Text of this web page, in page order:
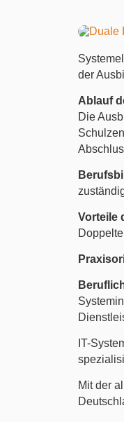
der
Ablauf
Die
Vorteile
IT-
Mit der